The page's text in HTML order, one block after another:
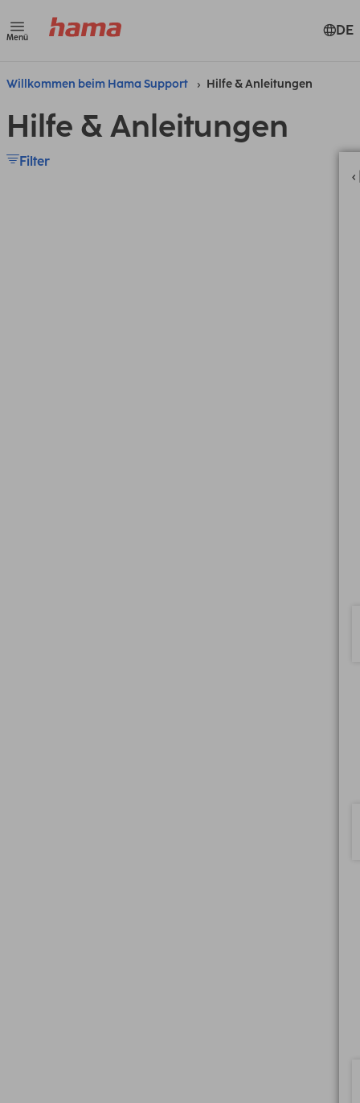
Menü DE
Willkommen beim Hama Support Hilfe & Anleitungen
Hilfe & Anleitungen
Filter